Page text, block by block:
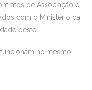
de Associação e
com o Ministério da
deste.
no mesmo